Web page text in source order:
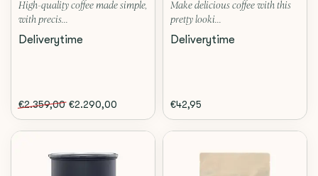
High-quality coffee made simple,
with precis...
Deliverytime
€2.359,00 €2.290,00
Make delicious coffee with this
pretty looki...
Deliverytime
€42,95